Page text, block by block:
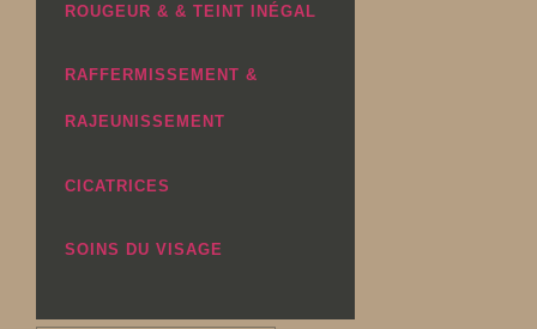
ROUGEUR & & TEINT INÉGAL
RAFFERMISSEMENT &
RAJEUNISSEMENT
CICATRICES
SOINS DU VISAGE